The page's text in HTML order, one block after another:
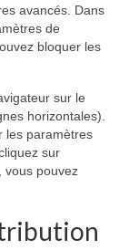
avancés. Dans
de
bloquer les
sur le
horizontales).
les paramètres
sur
vous pouvez